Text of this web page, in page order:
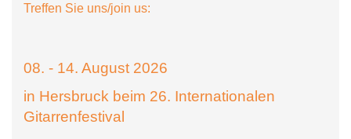
Treffen Sie uns/join us:
08. - 14. August 2026
in Hersbruck beim 26. Internationalen
Gitarrenfestival